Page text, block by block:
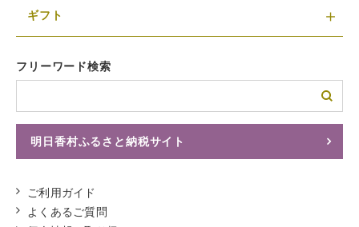
ギフト
フリーワード検索
明日香村ふるさと納税サイト
ご利用ガイド
よくあるご質問